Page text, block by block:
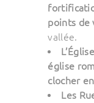
points de
vallée.
église
clocher
Les